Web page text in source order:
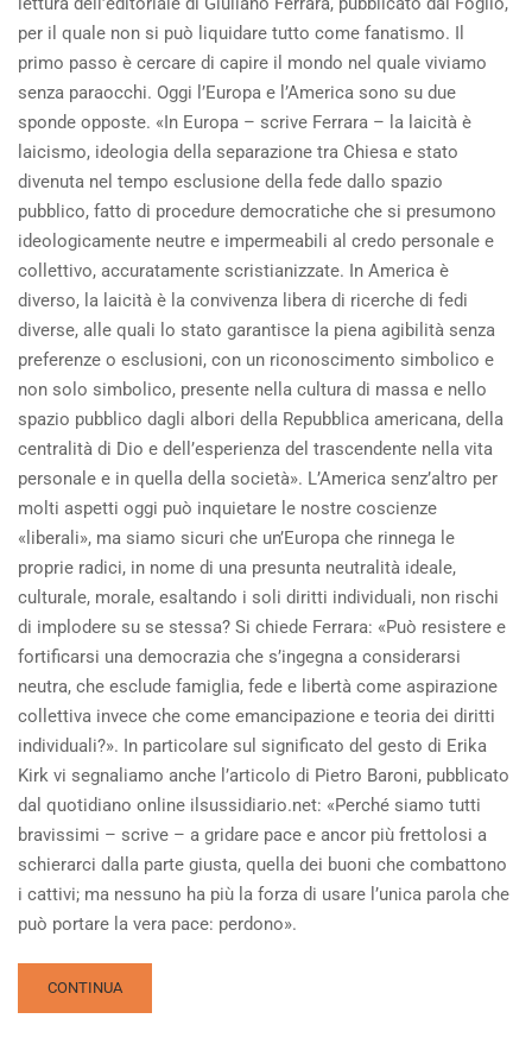
per il quale non si può liquidare tutto come fanatismo. Il
primo passo è cercare di capire il mondo nel quale viviamo
senza paraocchi. Oggi l’Europa e l’America sono su due
sponde opposte. «In Europa – scrive Ferrara – la laicità è
laicismo, ideologia della separazione tra Chiesa e stato
divenuta nel tempo esclusione della fede dallo spazio
pubblico, fatto di procedure democratiche che si presumono
ideologicamente neutre e impermeabili al credo personale e
collettivo, accuratamente scristianizzate. In America è
diverso, la laicità è la convivenza libera di ricerche di fedi
diverse, alle quali lo stato garantisce la piena agibilità senza
preferenze o esclusioni, con un riconoscimento simbolico e
non solo simbolico, presente nella cultura di massa e nello
spazio pubblico dagli albori della Repubblica americana, della
centralità di Dio e dell’esperienza del trascendente nella vita
personale e in quella della società». L’America senz’altro per
molti aspetti oggi può inquietare le nostre coscienze
«liberali», ma siamo sicuri che un’Europa che rinnega le
proprie radici, in nome di una presunta neutralità ideale,
culturale, morale, esaltando i soli diritti individuali, non rischi
di implodere su se stessa? Si chiede Ferrara: «Può resistere e
fortificarsi una democrazia che s’ingegna a considerarsi
neutra, che esclude famiglia, fede e libertà come aspirazione
collettiva invece che come emancipazione e teoria dei diritti
individuali?». In particolare sul significato del gesto di Erika
Kirk vi segnaliamo anche l’articolo di Pietro Baroni, pubblicato
dal quotidiano online ilsussidiario.net: «Perché siamo tutti
bravissimi – scrive – a gridare pace e ancor più frettolosi a
schierarci dalla parte giusta, quella dei buoni che combattono
i cattivi; ma nessuno ha più la forza di usare l’unica parola che
può portare la vera pace: perdono».
READ
MORE
CONTINUA